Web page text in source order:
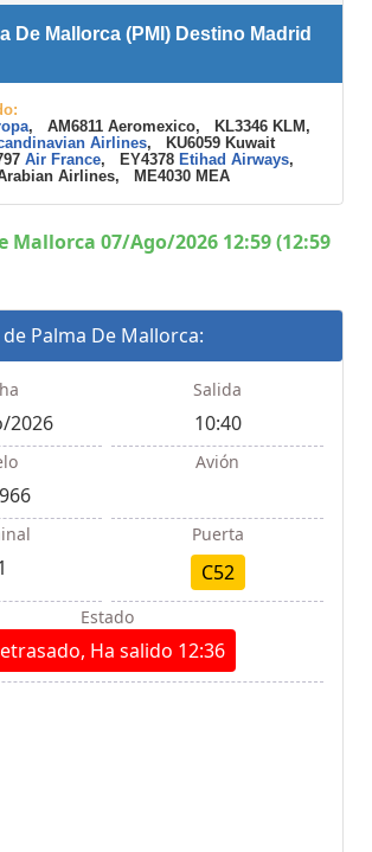
De Mallorca (PMI) Destino Madrid
, AM6811 Aeromexico, KL3346 KLM,
Airlines, KU6059 Kuwait
Air France, EY4378 Etihad Airways,
Airlines, ME4030 MEA
Mallorca 07/Ago/2026 12:59 (12:59
Palma De Mallorca:
2026
Salida
10:40
Avión
Puerta
C52
Estado
Ha salido 12:36